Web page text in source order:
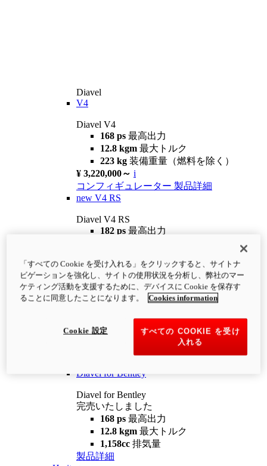
Diavel
V4
Diavel V4
168 ps 最高出力
12.8 kgm 最大トルク
223 kg 装備重量（燃料を除く）
¥ 3,220,000～ i
コンフィギュレーター 製品詳細
new V4 RS
Diavel V4 RS
182 ps 最高出力
¥4,400,000 i
コンフィギュレーター 製品詳細
newV4 RS 100
12.2 kgm
最大トルク
装備重量（燃料を除く）
Diavel for Bentley
Diavel for Bentley
完売いたしました
168 ps 最高出力
12.8 kgm 最大トルク
1,158cc 排気量
製品詳細
「すべての Cookie を受け入れる」をクリックすると、サイトナ
ビゲーションを強化し、サイトの使用状況を分析し、弊社のマー
ケティング活動を支援するために、デバイスに Cookie を保存す
ることに同意したことになります。
Cookies information
すべての COOKIE を受け
入れる
Cookie 設定